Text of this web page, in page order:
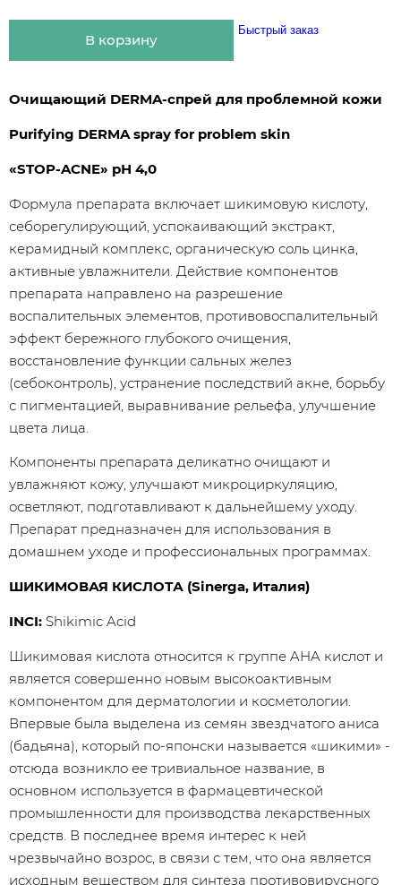
В корзину
Быстрый заказ
Очищающий DERMA-спрей для проблемной кожи
Purifying DERMA spray for problem skin
«STOP-ACNE» рН 4,0
Формула препарата включает шикимовую кислоту,
себорегулирующий, успокаивающий экстракт,
керамидный комплекс, органическую соль цинка,
активные увлажнители. Действие компонентов
препарата направлено на разрешение
воспалительных элементов, противовоспалительный
эффект бережного глубокого очищения,
восстановление функции сальных желез
(себоконтроль), устранение последствий акне, борьбу
с пигментацией, выравнивание рельефа, улучшение
цвета лица.
Компоненты препарата деликатно очищают и
увлажняют кожу, улучшают микроциркуляцию,
осветляют, подготавливают к дальнейшему уходу.
Препарат предназначен для использования в
домашнем уходе и профессиональных программах.
ШИКИМОВАЯ КИСЛОТА (Sinerga, Италия)
INCI: Shikimic Acid
Шикимовая кислота относится к группе AHA кислот и
является совершенно новым высокоактивным
компонентом для дерматологии и косметологии.
Впервые была выделена из семян звездчатого аниса
(бадьяна), который по-японски называется «шикими» -
отсюда возникло ее тривиальное название, в
основном используется в фармацевтической
промышленности для производства лекарственных
средств. В последнее время интерес к ней
чрезвычайно возрос, в связи с тем, что она является
исходным веществом для синтеза противовирусного